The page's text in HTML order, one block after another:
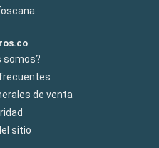
somos?
de venta
sitio